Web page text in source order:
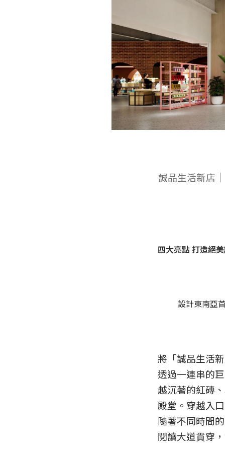
誠品生活新店
四大亮點 打造絕
設計東南亞
將「誠品生活
透過一連串的
越沉著的紅磚
殿堂。穿越入
隨著不同時間
閱讀大道貫穿